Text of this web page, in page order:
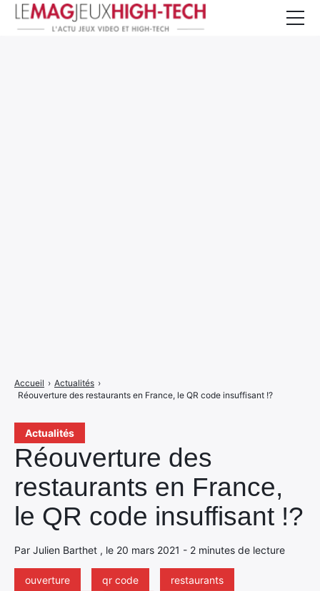
Actualités
Réouverture des
restaurants en France,
le QR code insuffisant !?
Par Julien Barthet , le 20 mars 2021 - 2 minutes de lecture
ouverture qr code
restaurants
Accueil › Actualités ›
Réouverture des restaurants en France, le QR code insuffisant !?